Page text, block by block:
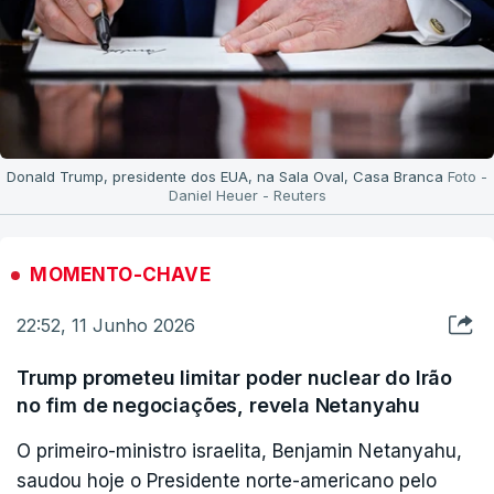
Donald Trump, presidente dos EUA, na Sala Oval, Casa Branca Foto -
Daniel Heuer - Reuters
MOMENTO-CHAVE
22:52, 11 Junho 2026
Trump prometeu limitar poder nuclear do Irão
no fim de negociações, revela Netanyahu
O primeiro-ministro israelita, Benjamin Netanyahu,
saudou hoje o Presidente norte-americano pelo